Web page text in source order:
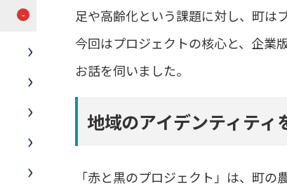
足や高齢化という課題に対し、町は
今回はプロジェクトの核心と、企業
お話を伺いました。
地域のアイデンティティ
「赤と黒のプロジェクト」は、町